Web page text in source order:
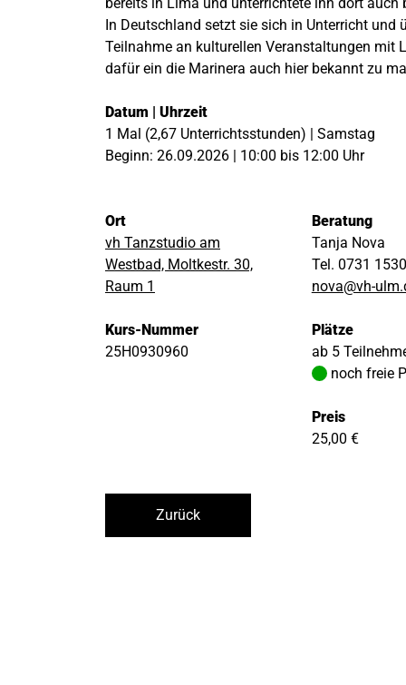
In Deutschland setzt sie sich in Unterricht und
Teilnahme an kulturellen Veranstaltungen mit
dafür ein die Marinera auch hier bekannt zu
Datum | Uhrzeit
1 Mal (2,67 Unterrichtsstunden) | Samstag
Beginn: 26.09.2026 | 10:00 bis 12:00 Uhr
Ort
vh Tanzstudio am
Westbad, Moltkestr. 30,
Raum 1
Kurs-Nummer
25H0930960
Beratung
Tanja Nova
Tel. 0731
nova@vh-
Plätze
ab 5
noch freie
Preis
25,00 €
Zurück